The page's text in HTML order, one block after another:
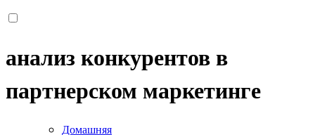
анализ конкурентов в
партнерском маркетинге
Домашняя